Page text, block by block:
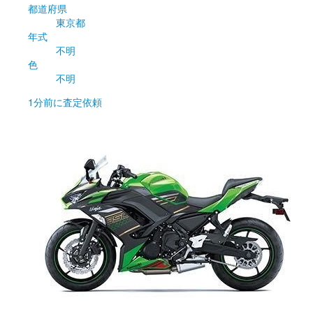
都道府県
東京都
年式
不明
色
不明
1分前に査定依頼